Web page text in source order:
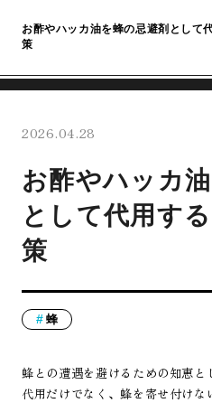
お酢やハッカ油を蜂の忌避剤として
策
2026.04.28
お酢やハッカ
として代用す
策
蜂
蜂との遭遇を避けるための知恵
代用だけでなく、蜂を寄せ付け